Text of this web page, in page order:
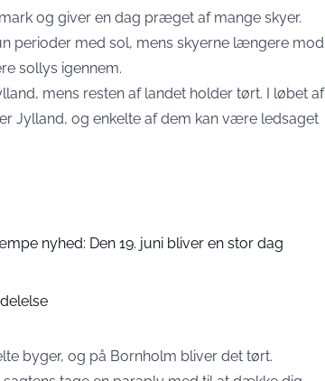
og giver en dag præget af mange skyer.
perioder med sol, mens skyerne længere mod
sollys igennem.
mens resten af landet holder tørt. I løbet af
Jylland, og enkelte af dem kan være ledsaget
nyhed: Den 19. juni bliver en stor dag
byger, og på Bornholm bliver det tørt.